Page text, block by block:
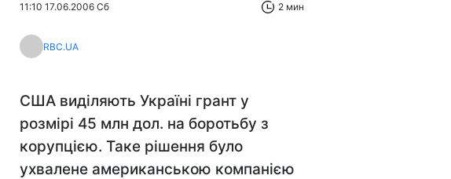
11:10 17.06.2006 Сб 2 мин
RBC.UA
США виділяють Україні грант у
розмірі 45 млн дол. на боротьбу з
корупцією. Таке рішення було
ухвалене американською компанією